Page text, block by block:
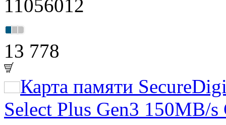
11056012
13 778
Карта памяти
Select Plus Gen3 150MB/